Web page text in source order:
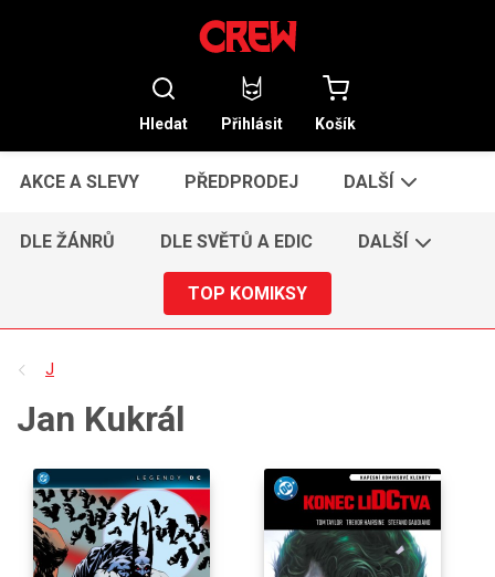
Hledat Přihlásit Košík
AKCE A SLEVY PŘEDPRODEJ DALŠÍ
DLE ŽÁNRŮ DLE SVĚTŮ A EDIC DALŠÍ
TOP KOMIKSY
J
Jan Kukrál